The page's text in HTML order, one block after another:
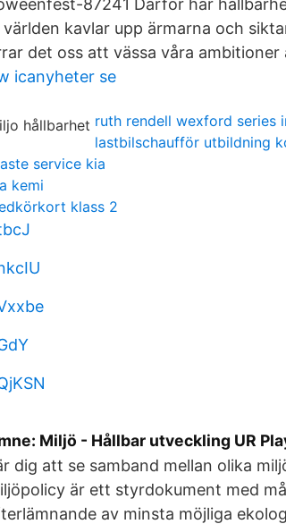
87241 Därför har
världen kavlar upp ärmarna och
det oss att vässa våra ambitioner
icanyheter se
ruth rendell wexford series
lastbilschaufför utbildning
service kia
kemi
klass 2
Miljö - Hållbar utveckling UR
dig att se samband mellan olika
är ett styrdokument med
av minsta möjliga